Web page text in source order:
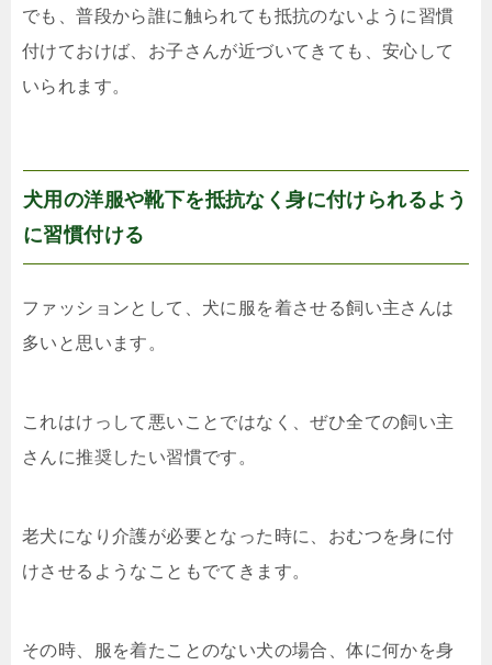
でも、普段から誰に触られても抵抗のないように習慣
付けておけば、お子さんが近づいてきても、安心して
いられます。
犬用の洋服や靴下を抵抗なく身に付けられるよう
に習慣付ける
ファッションとして、犬に服を着させる飼い主さんは
多いと思います。
これはけっして悪いことではなく、ぜひ全ての飼い主
さんに推奨したい習慣です。
老犬になり介護が必要となった時に、おむつを身に付
けさせるようなこともでてきます。
その時、服を着たことのない犬の場合、体に何かを身